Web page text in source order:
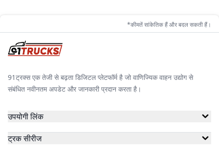
*कीमतें सांकेतिक हैं और बदल सकती हैं।
91ट्रक्स एक तेजी से बढ़ता डिजिटल प्लेटफॉर्म है जो वाणिज्यिक वाहन उद्योग से
संबंधित नवीनतम अपडेट और जानकारी प्रदान करता है।
उपयोगी लिंक
ट्रक सीरीज